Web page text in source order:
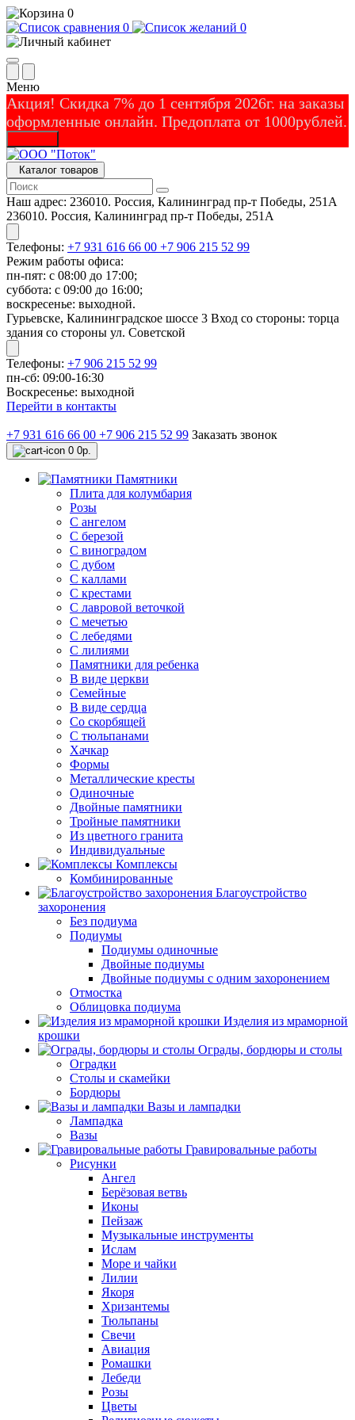
0
0
0
Меню
Акция! Скидка 7% до 1 сентября 2026г. на заказы
оформленные онлайн. Предоплата от 1000рублей.
Каталог товаров
Наш адрес: 236010. Россия, Калининград пр-т Победы, 251А
236010. Россия, Калининград пр-т Победы, 251А
Телефоны: +7 931 616 66 00 +7 906 215 52 99
Режим работы офиса:
пн-пят: с 08:00 до 17:00;
суббота: с 09:00 до 16:00;
воскресенье: выходной.
Гурьевске, Калининградское шоссе 3 Вход со стороны: торца
здания со стороны ул. Советской
Телефоны: +7 906 215 52 99
пн-сб: 09:00-16:30
Воскресенье: выходной
Перейти в контакты
+7 931 616 66 00 +7 906 215 52 99 Заказать звонок
0 0р.
Памятники
Плита для колумбария
Розы
C ангелом
C березой
С виноградом
С дубом
С каллами
С крестами
С лавровой веточкой
С мечетью
C лебедями
С лилиями
Памятники для ребенка
В виде церкви
Семейные
В виде сердца
Со скорбящей
С тюльпанами
Хачкар
Формы
Металлические кресты
Одиночные
Двойные памятники
Тройные памятники
Из цветного гранита
Индивидуальные
Комплексы
Комбинированные
Благоустройство
захоронения
Без подиума
Подиумы
Подиумы одиночные
Двойные подиумы
Двойные подиумы с одним захоронением
Отмостка
Облицовка подиума
Изделия из мраморной
крошки
Ограды, бордюры и столы
Оградки
Столы и скамейки
Бордюры
Вазы и лампадки
Лампадка
Вазы
Гравировальные работы
Рисунки
Ангел
Берёзовая ветвь
Иконы
Пейзаж
Музыкальные инструменты
Ислам
Море и чайки
Лилии
Якоря
Хризантемы
Тюльпаны
Свечи
Авиация
Ромашки
Лебеди
Розы
Цветы